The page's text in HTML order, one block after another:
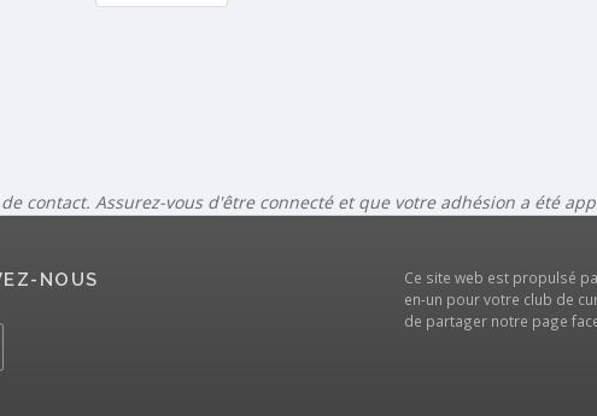
contact. Assurez-vous d'être connecté et que votre adhésion a été
NOUS Ce site web est propulsé
en-un pour votre club de
de partager notre page